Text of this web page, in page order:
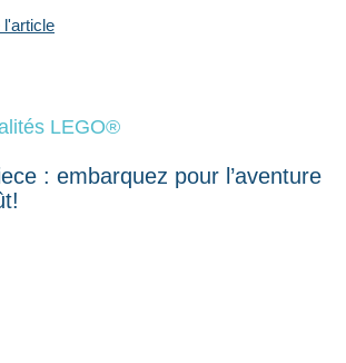
l'article
LEGO®
: embarquez pour l’aventure